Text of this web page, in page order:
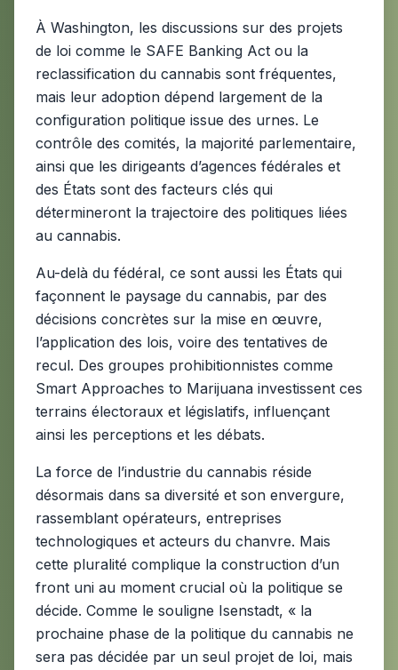
À Washington, les discussions sur des projets
de loi comme le SAFE Banking Act ou la
reclassification du cannabis sont fréquentes,
mais leur adoption dépend largement de la
configuration politique issue des urnes. Le
contrôle des comités, la majorité parlementaire,
ainsi que les dirigeants d’agences fédérales et
des États sont des facteurs clés qui
détermineront la trajectoire des politiques liées
au cannabis.
Au-delà du fédéral, ce sont aussi les États qui
façonnent le paysage du cannabis, par des
décisions concrètes sur la mise en œuvre,
l’application des lois, voire des tentatives de
recul. Des groupes prohibitionnistes comme
Smart Approaches to Marijuana investissent ces
terrains électoraux et législatifs, influençant
ainsi les perceptions et les débats.
La force de l’industrie du cannabis réside
désormais dans sa diversité et son envergure,
rassemblant opérateurs, entreprises
technologiques et acteurs du chanvre. Mais
cette pluralité complique la construction d’un
front uni au moment crucial où la politique se
décide. Comme le souligne Isenstadt, « la
prochaine phase de la politique du cannabis ne
sera pas décidée par un seul projet de loi, mais